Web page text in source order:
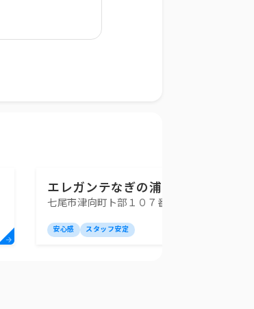
エレガンテなぎの浦
七尾市津向町ト部１０７番地４
安心感 スタッフ安定